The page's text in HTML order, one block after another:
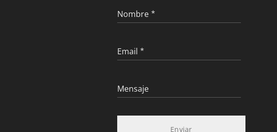
Nombre
Email
Mensaje
Enviar